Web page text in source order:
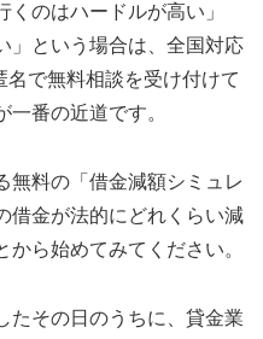
のはハードルが高い」
」という場合は、全国対応
で無料相談を受け付けて
番の近道です。
無料の「借金減額シミュレ
借金が法的にどれくらい減
ら始めてみてください。
たその日のうちに、貸金業